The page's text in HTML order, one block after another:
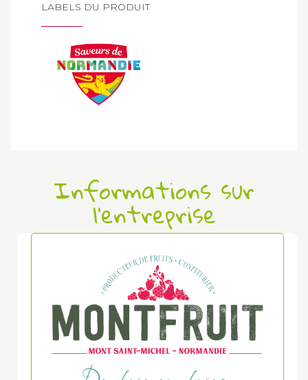
LABELS DU PRODUIT
Informations sur
l'entreprise